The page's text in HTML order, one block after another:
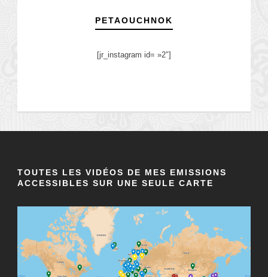
PETAOUCHNOK
[jr_instagram id= »2″]
TOUTES LES VIDÉOS DE MES EMISSIONS
ACCESSIBLES SUR UNE SEULE CARTE